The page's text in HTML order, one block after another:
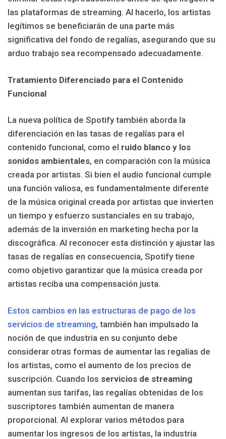
las plataformas de streaming. Al hacerlo, los artistas
legítimos se beneficiarán de una parte más
significativa del fondo de regalías, asegurando que su
arduo trabajo sea recompensado adecuadamente.
Tratamiento Diferenciado para el Contenido
Funcional
La nueva política de Spotify también aborda la
diferenciación en las tasas de regalías para el
contenido funcional, como el ruido blanco y los
sonidos ambientales, en comparación con la música
creada por artistas. Si bien el audio funcional cumple
una función valiosa, es fundamentalmente diferente
de la música original creada por artistas que invierten
un tiempo y esfuerzo sustanciales en su trabajo,
además de la inversión en marketing hecha por la
discográfica. Al reconocer esta distinción y ajustar las
tasas de regalías en consecuencia, Spotify tiene
como objetivo garantizar que la música creada por
artistas reciba una compensación justa.
Estos cambios en las estructuras de pago de los
servicios de streaming, también han impulsado la
noción de que industria en su conjunto debe
considerar otras formas de aumentar las regalías de
los artistas, como el aumento de los precios de
suscripción. Cuando los servicios de streaming
aumentan sus tarifas, las regalías obtenidas de los
suscriptores también aumentan de manera
proporcional. Al explorar varios métodos para
aumentar los ingresos de los artistas, la industria